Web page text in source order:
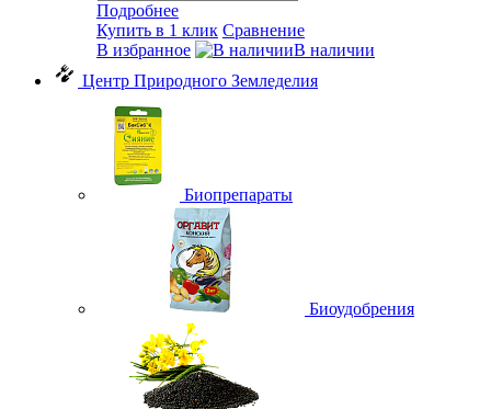
Подробнее
Купить в 1 клик Сравнение
В избранное
В наличии
Центр Природного Земледелия
Биопрепараты
Биоудобрения